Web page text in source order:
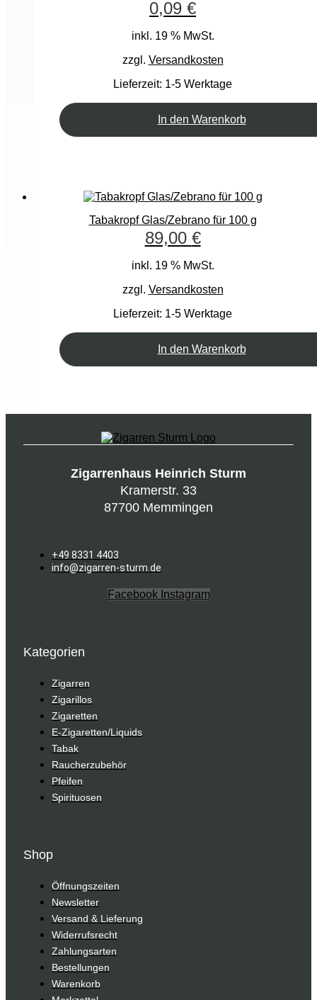
0,09 €
inkl. 19 % MwSt.
zzgl. Versandkosten
Lieferzeit: 1-5 Werktage
In den Warenkorb
Tabakropf Glas/Zebrano für 100 g
89,00 €
inkl. 19 % MwSt.
zzgl. Versandkosten
Lieferzeit: 1-5 Werktage
In den Warenkorb
Zigarrenhaus Heinrich Sturm
Kramerstr. 33
87700 Memmingen
+49 8331 4403
info@zigarren-sturm.de
Facebook Instagram
Kategorien
Zigarren
Zigarillos
Zigaretten
E-Zigaretten/Liquids
Tabak
Raucherzubehör
Pfeifen
Spirituosen
Shop
Öffnungszeiten
Newsletter
Versand & Lieferung
Widerrufsrecht
Zahlungsarten
Bestellungen
Warenkorb